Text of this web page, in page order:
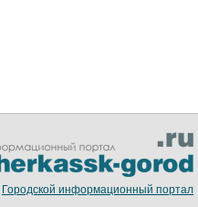
Городской информационный портал